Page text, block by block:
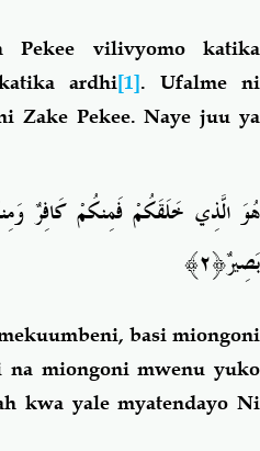
Pekee vilivyomo katika
ardhi[1]. Ufalme ni
Zake Pekee. Naye juu ya
هُوَ الَّذِي خَلَقَكُمْ فَمِنكُمْ كَافِرٌ
بَصِيرٌ﴿٢﴾
basi miongoni
miongoni mwenu yuko
kwa yale myatendayo Ni